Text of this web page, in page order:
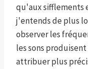
qu'aux sifflements
j'entends de plus
observer les
les sons
attribuer plus